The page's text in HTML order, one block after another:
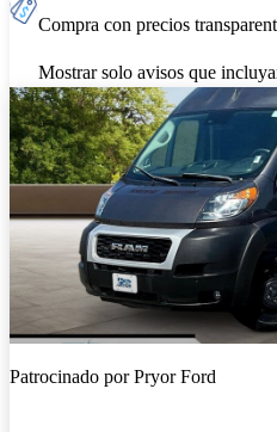
Compra con precios
Mostrar solo avisos que
Patrocinado porPryor Ford